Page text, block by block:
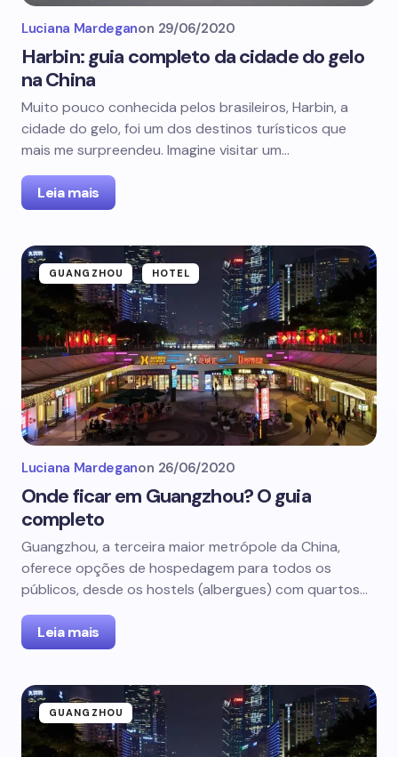
Luciana Mardeganon 29/06/2020
Harbin: guia completo da cidade do gelo
na China
Muito pouco conhecida pelos brasileiros, Harbin, a
cidade do gelo, foi um dos destinos turísticos que
mais me surpreendeu. Imagine visitar um…
Leia mais
GUANGZHOU HOTEL
Luciana Mardeganon 26/06/2020
Onde ficar em Guangzhou? O guia
completo
Guangzhou, a terceira maior metrópole da China,
oferece opções de hospedagem para todos os
públicos, desde os hostels (albergues) com quartos…
Leia mais
GUANGZHOU